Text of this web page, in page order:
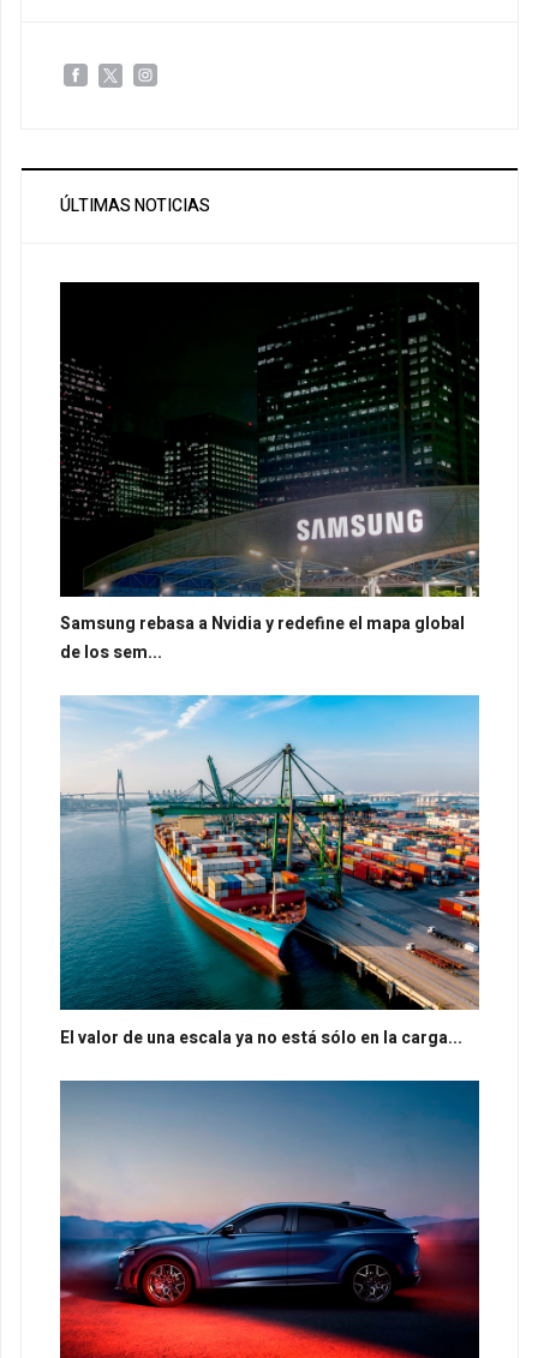
ÚLTIMAS NOTICIAS
Samsung rebasa a Nvidia y redefine el mapa global
de los sem...
El valor de una escala ya no está sólo en la carga...